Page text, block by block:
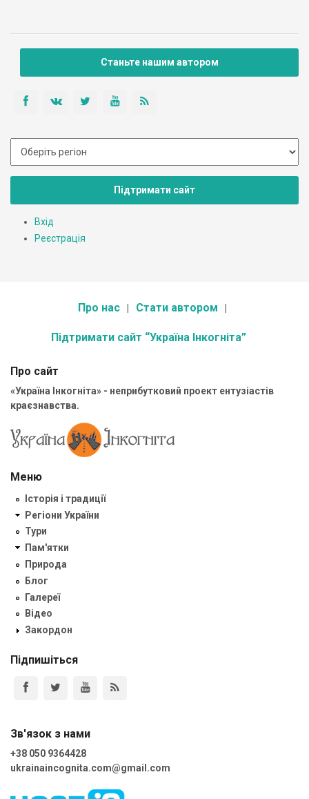
Станьте нашим автором
Підтримати сайт
Вхід
Реєстрація
Про нас Стати автором
Підтримати сайт “Україна Інкогніта”
Про сайт
«Україна Інкогніта» - неприбутковий проект ентузіастів
краєзнавства.
Меню
Історія і традиції
Регіони України
Тури
Пам'ятки
Природа
Блог
Галереї
Відео
Закордон
Підпишіться
Зв'язок з нами
+38 050 9364428
ukrainaincognita.com@gmail.com